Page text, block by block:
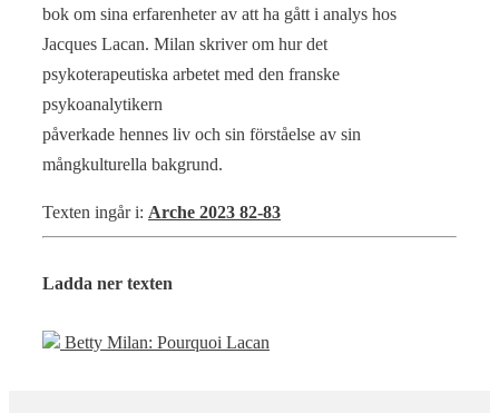
bok om sina erfarenheter av att ha gått i analys hos
Jacques Lacan. Milan skriver om hur det
psykoterapeutiska arbetet med den franske
psykoanalytikern
påverkade hennes liv och sin förståelse av sin
mångkulturella bakgrund.
Texten ingår i: Arche 2023 82-83
Ladda ner texten
Betty Milan: Pourquoi Lacan